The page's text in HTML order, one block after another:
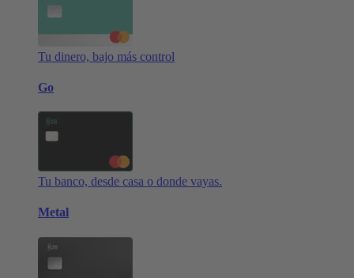
Tu dinero, bajo más control
Go
Tu banco, desde casa o donde vayas.
Metal